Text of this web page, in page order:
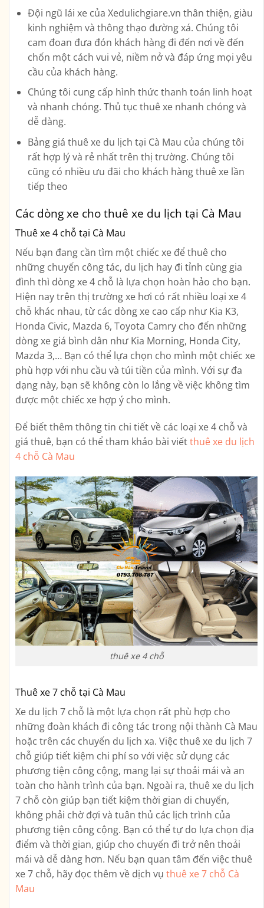
Đội ngũ lái xe của Xedulichgiare.vn thân thiện, giàu
kinh nghiệm và thông thạo đường xá. Chúng tôi
cam đoan đưa đón khách hàng đi đến nơi về đến
chốn một cách vui vẻ, niềm nở và đáp ứng mọi yêu
cầu của khách hàng.
Chúng tôi cung cấp hình thức thanh toán linh hoạt
và nhanh chóng. Thủ tục thuê xe nhanh chóng và
dễ dàng.
Bảng giá thuê xe du lịch tại Cà Mau của chúng tôi
rất hợp lý và rẻ nhất trên thị trường. Chúng tôi
cũng có nhiều ưu đãi cho khách hàng thuê xe lần
tiếp theo
Các dòng xe cho thuê xe du lịch tại Cà Mau
Thuê xe 4 chỗ tại Cà Mau
Nếu bạn đang cần tìm một chiếc xe để thuê cho
những chuyến công tác, du lịch hay đi tỉnh cùng gia
đình thì dòng xe 4 chỗ là lựa chọn hoàn hảo cho bạn.
Hiện nay trên thị trường xe hơi có rất nhiều loại xe 4
chỗ khác nhau, từ các dòng xe cao cấp như Kia K3,
Honda Civic, Mazda 6, Toyota Camry cho đến những
dòng xe giá bình dân như Kia Morning, Honda City,
Mazda 3,… Bạn có thể lựa chọn cho mình một chiếc xe
phù hợp với nhu cầu và túi tiền của mình. Với sự đa
dạng này, bạn sẽ không còn lo lắng về việc không tìm
được một chiếc xe hợp ý cho mình.
Để biết thêm thông tin chi tiết về các loại xe 4 chỗ và
giá thuê, bạn có thể tham khảo bài viếtthuê xe du lịch
4 chỗ Cà Mau
thuê xe 4 chỗ
Thuê xe 7 chỗ tại Cà Mau
Xe du lịch 7 chỗ là một lựa chọn rất phù hợp cho
những đoàn khách đi công tác trong nội thành Cà Mau
hoặc trên các chuyến du lịch xa. Việc thuê xe du lịch 7
chỗ giúp tiết kiệm chi phí so với việc sử dụng các
phương tiện công cộng, mang lại sự thoải mái và an
toàn cho hành trình của bạn. Ngoài ra, thuê xe du lịch
7 chỗ còn giúp bạn tiết kiệm thời gian di chuyển,
không phải chờ đợi và tuân thủ các lịch trình của
phương tiện công cộng. Bạn có thể tự do lựa chọn địa
điểm và thời gian, giúp cho chuyến đi trở nên thoải
mái và dễ dàng hơn. Nếu bạn quan tâm đến việc thuê
xe 7 chỗ, hãy đọc thêm về dịch vụ thuê xe 7 chỗ Cà
Mau